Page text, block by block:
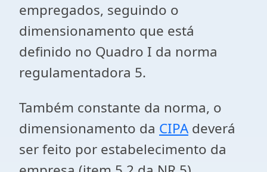
empregados, seguindo o
dimensionamento que está
definido no Quadro I da norma
regulamentadora 5.
Também constante da norma, o
dimensionamento da CIPA deverá
ser feito por estabelecimento da